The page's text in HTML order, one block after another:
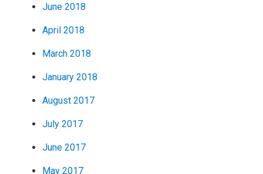
June 2018
April 2018
March 2018
January 2018
August 2017
July 2017
June 2017
May 2017